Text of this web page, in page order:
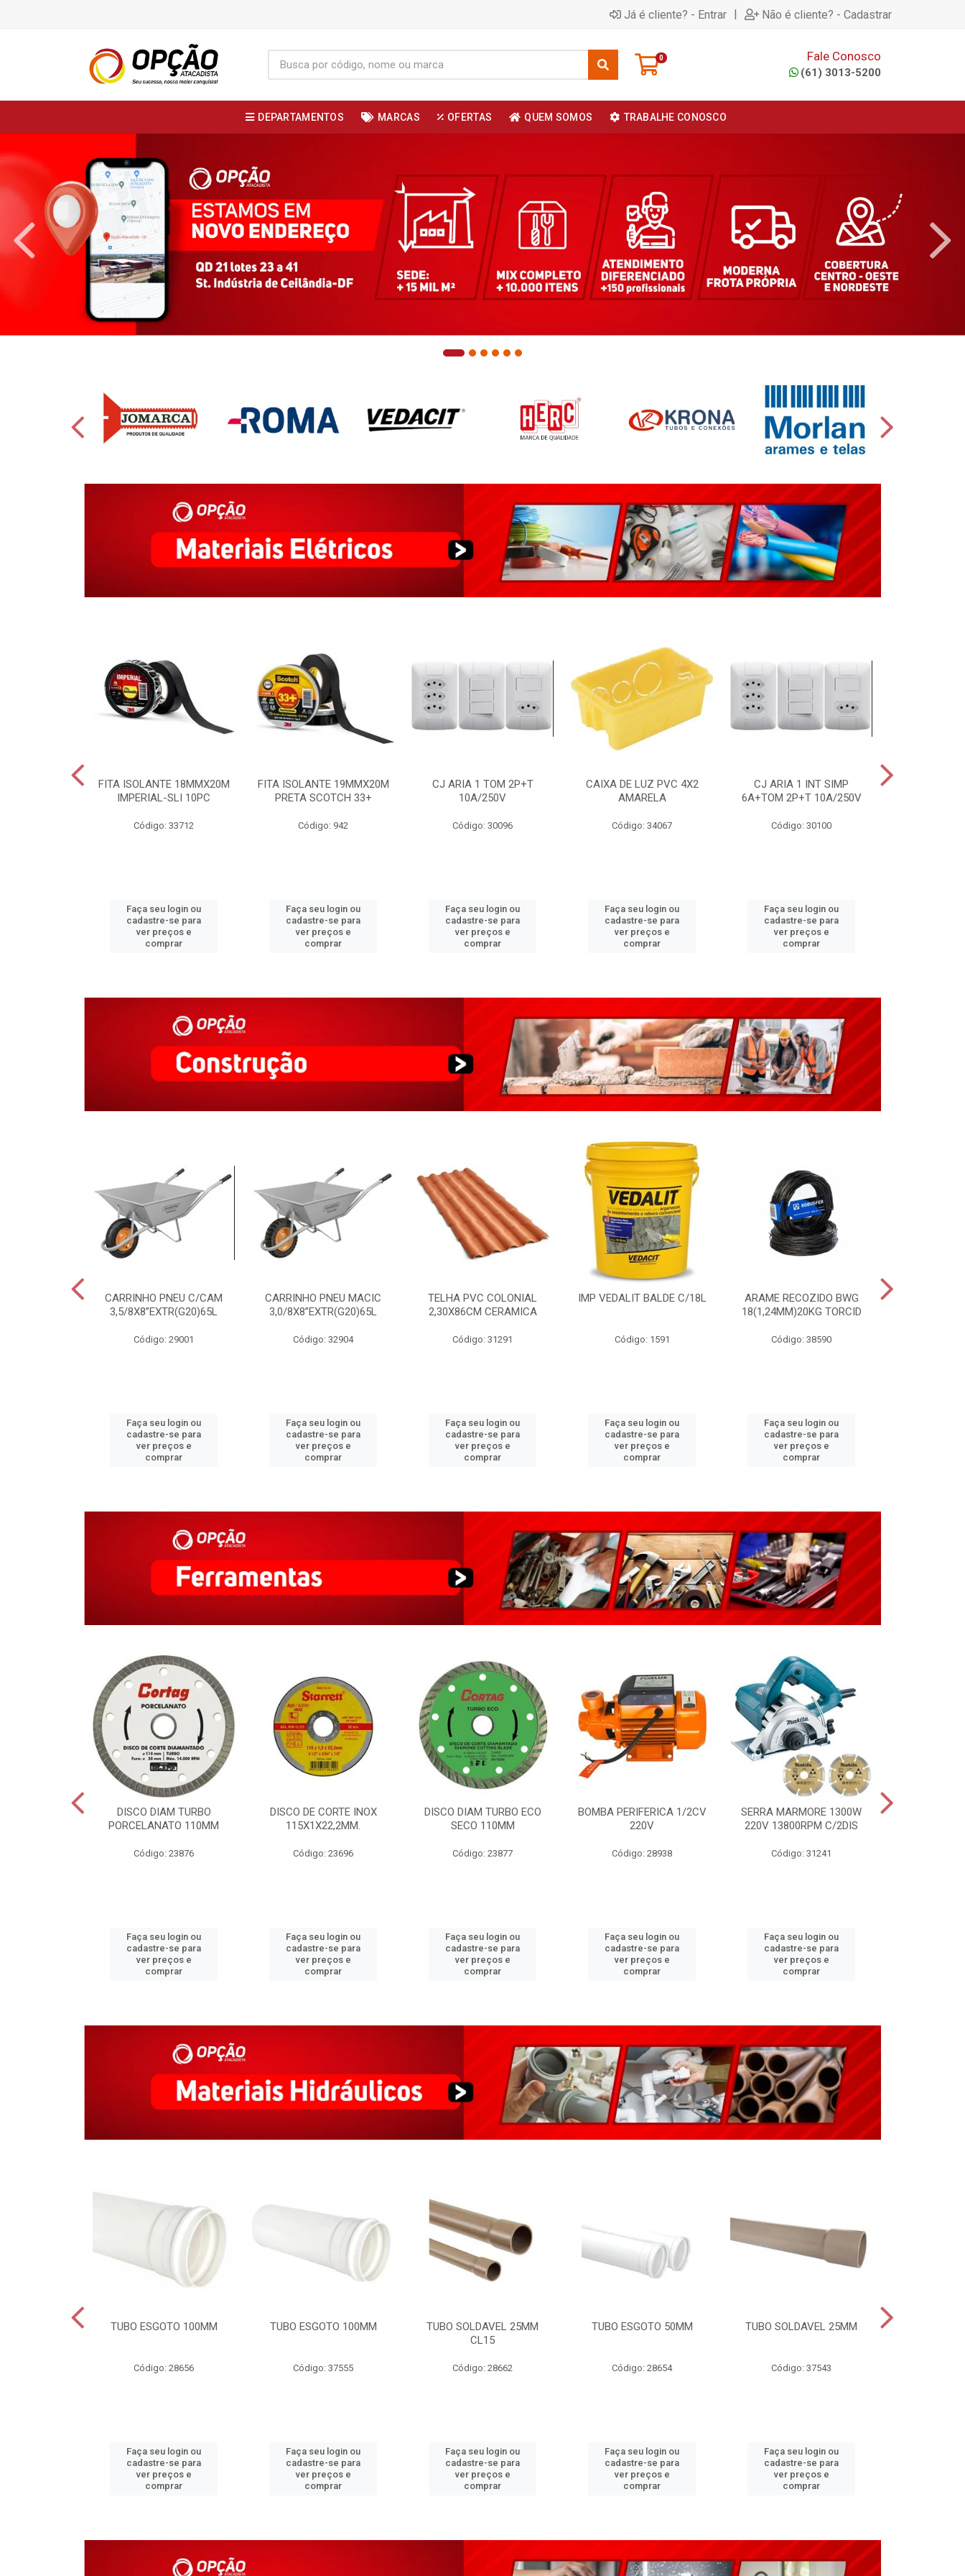
Já é cliente? - Entrar | Não é cliente? - Cadastrar
0 Fale Conosco
(61) 3013-5200
DEPARTAMENTOS MARCAS OFERTAS QUEM SOMOS TRABALHE CONOSCO
FITA ISOLANTE 18MMX20M
IMPERIAL-SLI 10PC
Código: 33712
Faça seu login ou
cadastre-se para
ver preços e
comprar
FITA ISOLANTE 19MMX20M
PRETA SCOTCH 33+
Código: 942
Faça seu login ou
cadastre-se para
ver preços e
comprar
CJ ARIA 1 TOM 2P+T
10A/250V
Código: 30096
Faça seu login ou
cadastre-se para
ver preços e
comprar
CAIXA DE LUZ PVC 4X2
AMARELA
Código: 34067
Faça seu login ou
cadastre-se para
ver preços e
comprar
CJ ARIA 1 INT SIMP
6A+TOM 2P+T 10A/250V
Código: 30100
Faça seu login ou
cadastre-se para
ver preços e
comprar
CARRINHO PNEU C/CAM
3,5/8X8”EXTR(G20)65L
Código: 29001
Faça seu login ou
cadastre-se para
ver preços e
comprar
CARRINHO PNEU MACIC
3,0/8X8”EXTR(G20)65L
Código: 32904
Faça seu login ou
cadastre-se para
ver preços e
comprar
TELHA PVC COLONIAL
2,30X86CM CERAMICA
Código: 31291
Faça seu login ou
cadastre-se para
ver preços e
comprar
IMP VEDALIT BALDE C/18L
Código: 1591
Faça seu login ou
cadastre-se para
ver preços e
comprar
ARAME RECOZIDO BWG
18(1,24MM)20KG TORCID
Código: 38590
Faça seu login ou
cadastre-se para
ver preços e
comprar
DISCO DIAM TURBO
PORCELANATO 110MM
Código: 23876
Faça seu login ou
cadastre-se para
ver preços e
comprar
DISCO DE CORTE INOX
115X1X22,2MM.
Código: 23696
Faça seu login ou
cadastre-se para
ver preços e
comprar
DISCO DIAM TURBO ECO
SECO 110MM
Código: 23877
Faça seu login ou
cadastre-se para
ver preços e
comprar
BOMBA PERIFERICA 1/2CV
220V
Código: 28938
Faça seu login ou
cadastre-se para
ver preços e
comprar
SERRA MARMORE 1300W
220V 13800RPM C/2DIS
Código: 31241
Faça seu login ou
cadastre-se para
ver preços e
comprar
TUBO ESGOTO 100MM
Código: 28656
Faça seu login ou
cadastre-se para
ver preços e
comprar
TUBO ESGOTO 100MM
Código: 37555
Faça seu login ou
cadastre-se para
ver preços e
comprar
TUBO SOLDAVEL 25MM
CL15
Código: 28662
Faça seu login ou
cadastre-se para
ver preços e
comprar
TUBO ESGOTO 50MM
Código: 28654
Faça seu login ou
cadastre-se para
ver preços e
comprar
TUBO SOLDAVEL 25MM
Código: 37543
Faça seu login ou
cadastre-se para
ver preços e
comprar